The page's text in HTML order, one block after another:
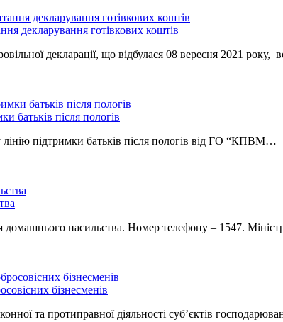
декларування готівкових коштів
декларації, що відбулася 08 вересня 2021
батьків після пологів
підтримки батьків після пологів від ГО “КПВМ…
домашнього насильства. Номер телефону – 1547.
бізнесменів
та протиправної діяльності суб’єктів